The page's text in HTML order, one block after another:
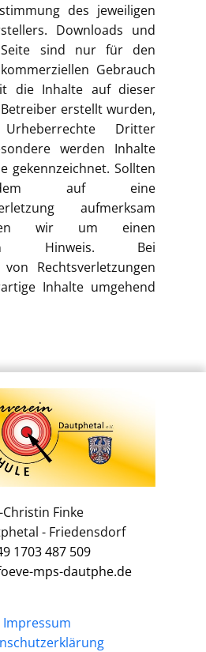
des jeweiligen
Downloads und
sind nur für den
Gebrauch
die Inhalte auf dieser
erstellt wurden,
Dritter
werden Inhalte
gekennzeichnet. Sollten
auf eine
aufmerksam
wir um einen
Hinweis. Bei
Rechtsverletzungen
Inhalte umgehend
Finke
- Friedensdorf
1703 487 509
mps-dautphe.de
Impressum